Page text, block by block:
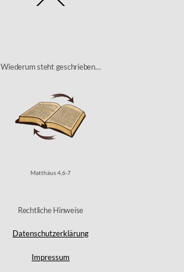
To
Wiederum steht geschrieben…
Matthäus 4,6-7
Rechtliche Hinweise
Datenschutzerklärung
Impressum